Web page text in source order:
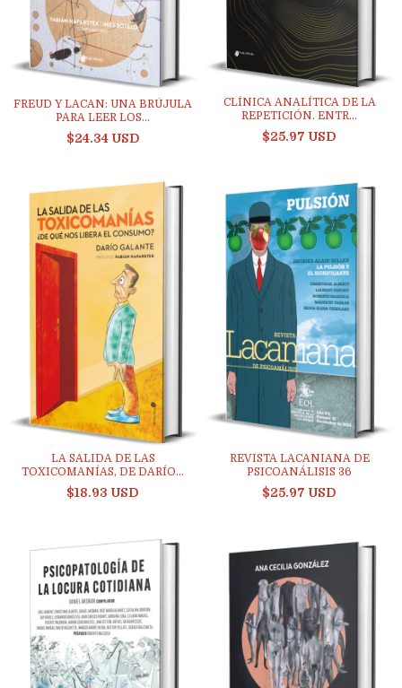
FREUD Y LACAN: UNA BRÚJULA
PARA LEER LOS...
$24.34 USD
CLÍNICA ANALÍTICA DE LA
REPETICIÓN. ENTR...
$25.97 USD
LA SALIDA DE LAS
TOXICOMANÍAS, DE DARÍO...
$18.93 USD
REVISTA LACANIANA DE
PSICOANÁLISIS 36
$25.97 USD